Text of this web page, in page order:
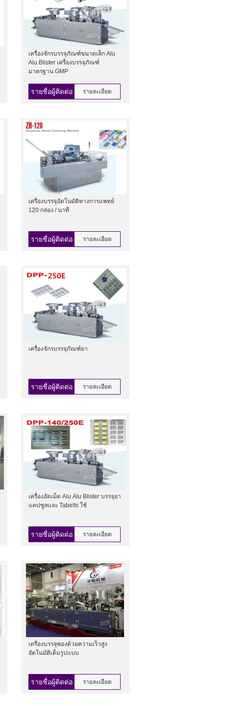
เครื่องจักรบรรจุภัณฑ์ขนาดเล็ก Alu
Alu Blister เครื่องบรรจุภัณฑ์
มาตรฐาน GMP
รายชื่อผู้ติดต่อ รายละเอียด
เครื่องบรรจุอัตโนมัติทางการแพทย์
120 กล่อง / นาที
รายชื่อผู้ติดต่อ รายละเอียด
เครื่องจักรบรรจุภัณฑ์ยา
รายชื่อผู้ติดต่อ รายละเอียด
เครื่องอัดเม็ด Alu Alu Blister บรรจุยา
แคปซูลและ Tabelts ใช้
รายชื่อผู้ติดต่อ รายละเอียด
เครื่องบรรจุพองด้วยความเร็วสูง
อัตโนมัติเต็มรูปแบบ
รายชื่อผู้ติดต่อ รายละเอียด